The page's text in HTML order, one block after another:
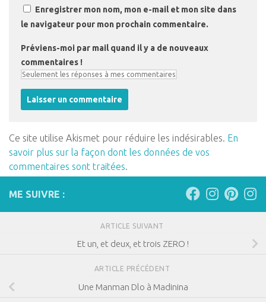
Enregistrer mon nom, mon e-mail et mon site dans
le navigateur pour mon prochain commentaire.
Préviens-moi par mail quand il y a de nouveaux
commentaires !
Ce site utilise Akismet pour réduire les indésirables. En
savoir plus sur la façon dont les données de vos
commentaires sont traitées
ME SUIVRE :
ARTICLE SUIVANT
Et un, et deux, et trois ZERO !
ARTICLE PRÉCÉDENT
Une Manman Dlo à Madinina